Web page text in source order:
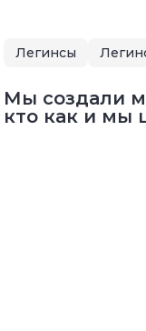
Легинсы
Мы создали
кто как и мы